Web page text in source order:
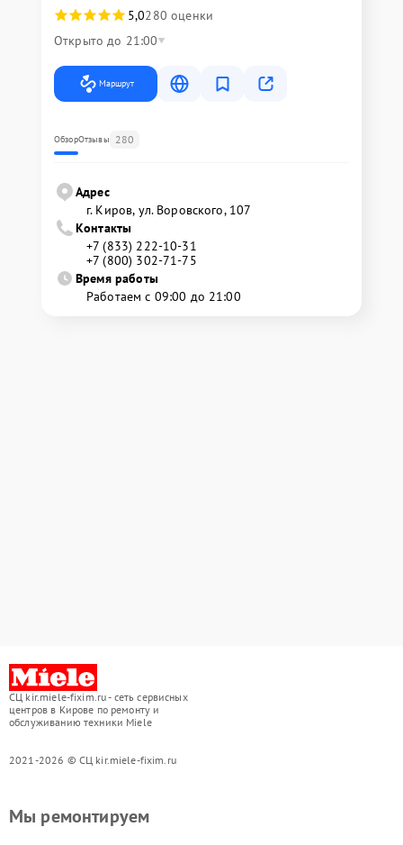
5,0280 оценки
Открыто до 21:00
Маршрут
ОбзорОтзывы 280
Адрес
г. Киров, ул. Воровского, 107
Контакты
+7 (833) 222-10-31
+7 (800) 302-71-75
Время работы
Работаем с 09:00 до 21:00
СЦ kir.miele-fixim.ru - сеть сервисных
центров в Кирове по ремонту и
обслуживанию техники Miele
2021-2026 © СЦ kir.miele-fixim.ru
Мы ремонтируем